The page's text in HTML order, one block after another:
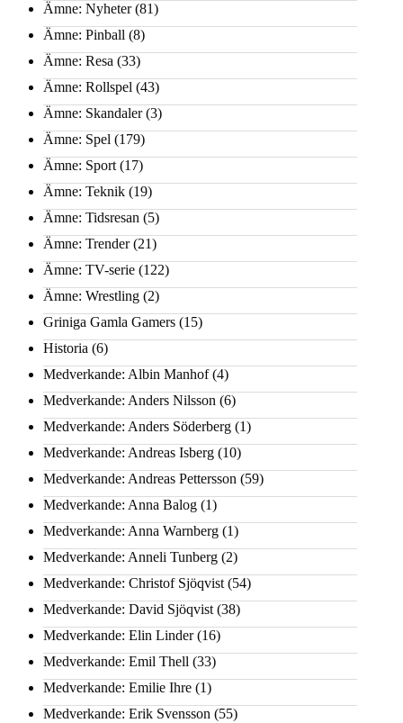
Ämne: Nyheter(81)
Ämne: Pinball (8)
Ämne: Resa (33)
Ämne: Rollspel (43)
Ämne: Skandaler(3)
Ämne: Spel (179)
Ämne: Sport (17)
Ämne: Teknik (19)
Ämne: Tidsresan (5)
Ämne: Trender(21)
Ämne: TV-serie (122)
Ämne: Wrestling (2)
Griniga Gamla Gamers (15)
Historia (6)
Medverkande: Albin Manhof(4)
Medverkande: Anders Nilsson (6)
Medverkande: Anders Söderberg (1)
Medverkande: Andreas Isberg (10)
Medverkande: Andreas Pettersson (59)
Medverkande: Anna Balog (1)
Medverkande: Anna Warnberg (1)
Medverkande: Anneli Tunberg (2)
Medverkande: Christof Sjöqvist (54)
Medverkande: David Sjöqvist (38)
Medverkande: Elin Linder(16)
Medverkande: Emil Thell (33)
Medverkande: Emilie Ihre (1)
Medverkande: Erik Svensson (55)